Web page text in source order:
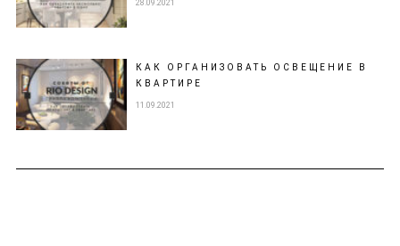
28.09.2021
КАК ОРГАНИЗОВАТЬ ОСВЕЩЕНИЕ В
КВАРТИРЕ
11.09.2021